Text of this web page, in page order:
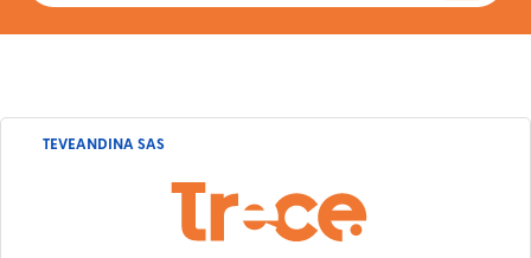
TEVEANDINA SAS